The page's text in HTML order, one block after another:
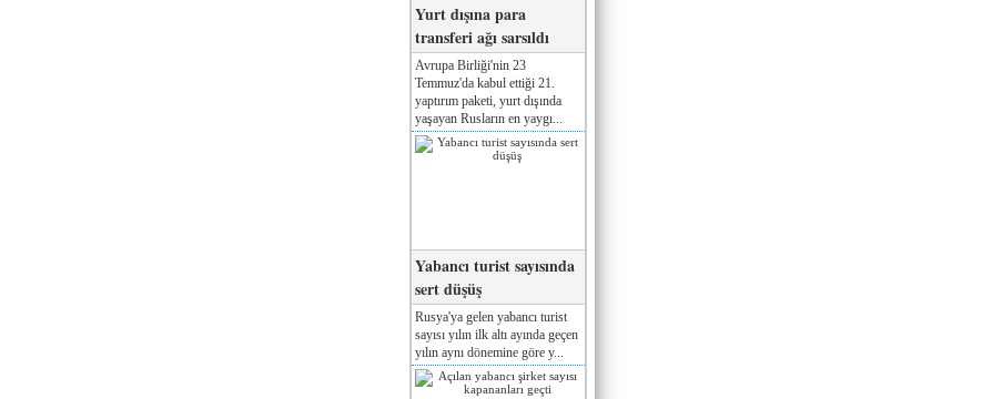
Yurt dışına para
transferi ağı sarsıldı
Avrupa Birliği'nin 23
Temmuz'da kabul ettiği 21.
yaptırım paketi, yurt dışında
yaşayan Rusların en yaygı...
Yabancı turist sayısında
sert düşüş
Rusya'ya gelen yabancı turist
sayısı yılın ilk altı ayında geçen
yılın aynı dönemine göre y...